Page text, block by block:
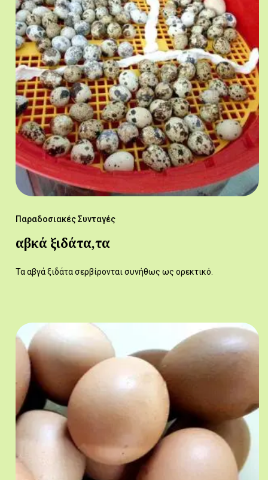
Παραδοσιακές Συνταγές
αβκά ξιδάτα,τα
Τα αβγά ξιδάτα σερβίρονται συνήθως ως ορεκτικό.